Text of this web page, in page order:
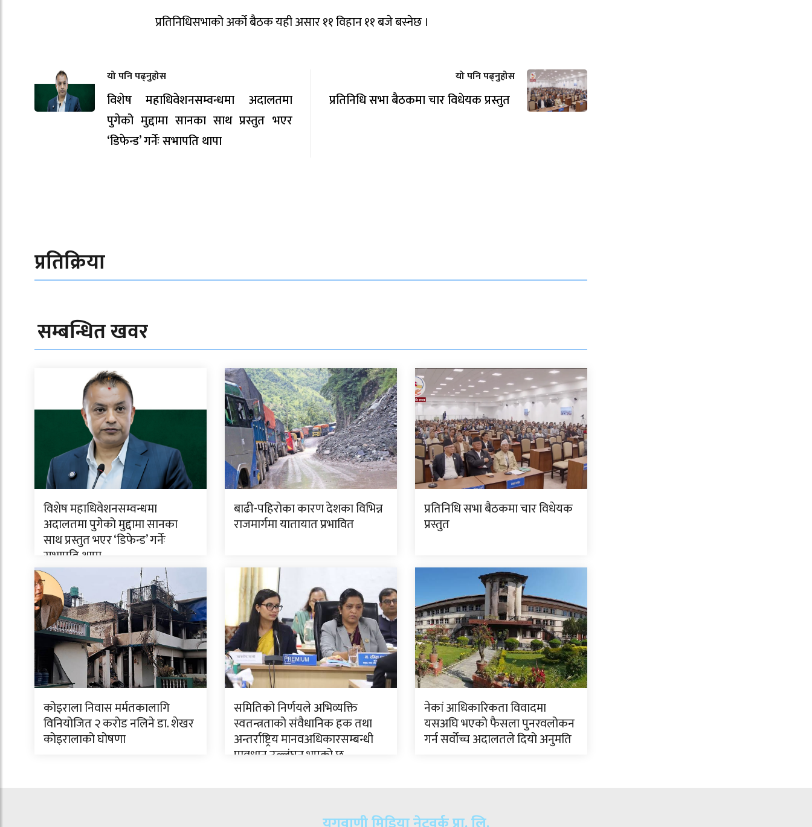
प्रतिनिधिसभाको अर्को बैठक यही असार ११ विहान ११ बजे बस्नेछ ।
यो पनि पढ्नुहोस
विशेष महाधिवेशनसम्वन्धमा अदालतमा
पुगेको मुद्दामा सानका साथ प्रस्तुत भएर
‘डिफेन्ड’ गर्नेः सभापति थापा
यो पनि पढ्नुहोस
प्रतिनिधि सभा बैठकमा चार विधेयक प्रस्तुत
प्रतिक्रिया
सम्बन्धित खवर
विशेष महाधिवेशनसम्वन्धमा
अदालतमा पुगेको मुद्दामा सानका
साथ प्रस्तुत भएर ‘डिफेन्ड’ गर्नेः
सभापति थापा
बाढी-पहिराेका कारण देशका विभिन्न
राजमार्गमा यातायात प्रभावित
प्रतिनिधि सभा बैठकमा चार विधेयक
प्रस्तुत
कोइराला निवास मर्मतकालागि
विनियोजित २ करोड नलिने डा. शेखर
कोइरालाको घोषणा
समितिको निर्णयले अभिव्यक्ति
स्वतन्त्रताको संवैधानिक हक तथा
अन्तर्राष्ट्रिय मानवअधिकारसम्बन्धी
प्रावधान उल्लंघन भएको छ
नेकां आधिकारिकता विवादमा
यसअघि भएको फैसला पुनरवलोकन
गर्न सर्वोच्च अदालतले दियो अनुमति